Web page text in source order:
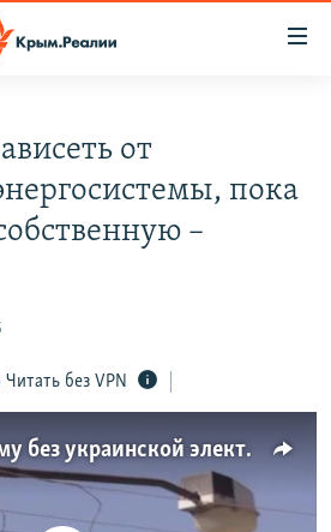
от
пока
–
Читать без VPN
Что будет в Крыму без украинской электроэнергии?